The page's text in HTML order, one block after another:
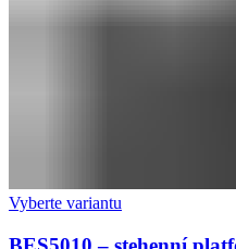
Vyberte variantu